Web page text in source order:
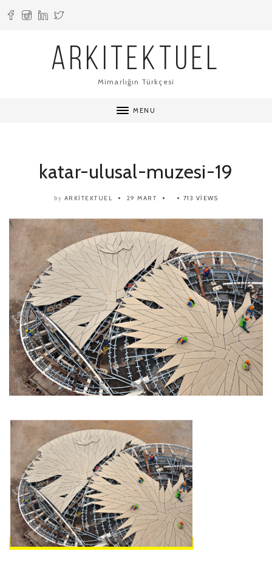
ARKITEKTUEL
Mimarlığın Türkçesi
MENU
katar-ulusal-muzesi-19
by ARKITEKTUEL 29 MART 713 VIEWS